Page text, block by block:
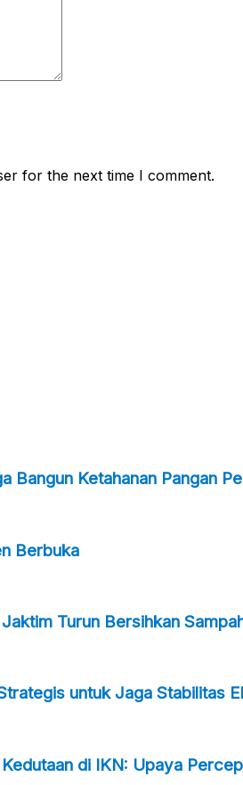
for the next time I comment.
Bangun Ketahanan Pangan
Berbuka
Turun Bersihkan
untuk Jaga Stabilitas
di IKN: Upaya